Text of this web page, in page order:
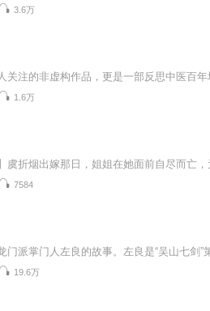
3.6万
1.6万
7584
19.6万